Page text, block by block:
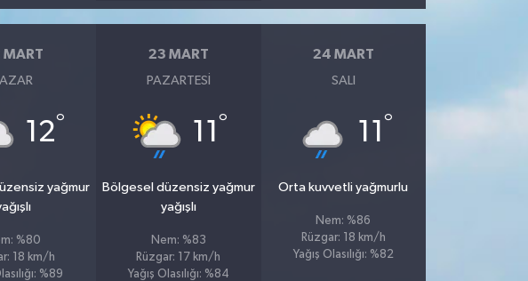
MART
12°
yağmur
%80
18 km/h
%89
23 MART
PAZARTESI
11 °
Bölgesel düzensiz yağmur
yağışlı
Nem: %83
Rüzgar: 17 km/h
Yağış Olasılığı: %84
24 MART
SALI
11 °
Orta kuvvetli yağmurlu
Nem: %86
Rüzgar: 18 km/h
Yağış Olasılığı: %82